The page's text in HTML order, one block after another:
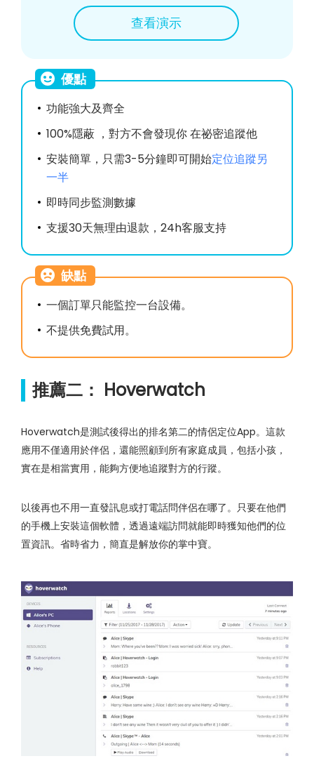
查看演示
優點
功能強大及齊全
100%隱蔽 ，對方不會發現你 在祕密追蹤他
安裝簡單，只需3-5分鐘即可開始定位追蹤另
一半
即時同步監測數據
支援30天無理由退款，24h客服支持
缺點
一個訂單只能監控一台設備。
不提供免費試用。
推薦二： Hoverwatch
Hoverwatch是測試後得出的排名第二的情侶定位App。這款
應用不僅適用於伴侶，還能照顧到所有家庭成員，包括小孩，
實在是相當實用，能夠方便地追蹤對方的行蹤。
以後再也不用一直發訊息或打電話問伴侶在哪了。只要在他們
的手機上安裝這個軟體，透過遠端訪問就能即時獲知他們的位
置資訊。省時省力，簡直是解放你的掌中寶。